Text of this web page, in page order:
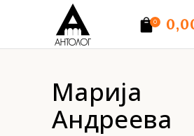
0
Марија
Андреева